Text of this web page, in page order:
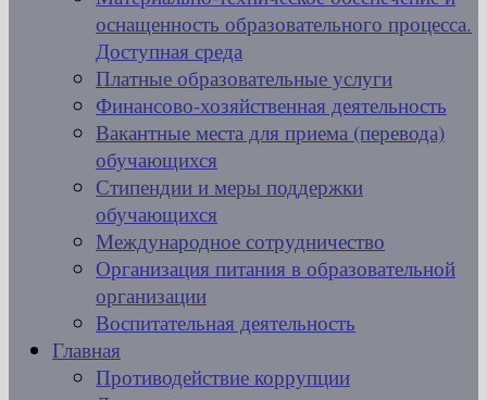
оснащенность образовательного процесса.
Доступная среда
Платные образовательные услуги
Финансово-хозяйственная деятельность
Вакантные места для приема (перевода)
обучающихся
Стипендии и меры поддержки
обучающихся
Международное сотрудничество
Организация питания в образовательной
организации
Воспитательная деятельность
Главная
Противодействие коррупции